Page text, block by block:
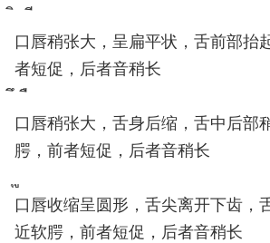
ิ ี
口唇稍张大，呈扁平状，舌前部抬
者短促，后者音稍长
ึ ื
口唇稍张大，舌身后缩，舌中后部
腭，前者短促，后者音稍长
口唇收缩呈圆形，舌尖离开下齿，
近软腭，前者短促，后者音稍长